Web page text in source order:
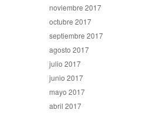
noviembre 2017
octubre 2017
septiembre 2017
agosto 2017
julio 2017
junio 2017
mayo 2017
abril 2017